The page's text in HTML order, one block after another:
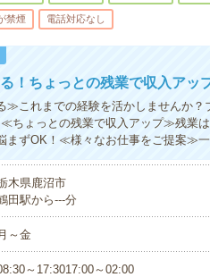
禁煙 電話対応なし
！ちょっとの残業で収入アッ
≫これまでの経験を活かしませんか
ちょっとの残業で収入アップ≫残業
まずOK！≪様々なお仕事をご提案≫
木県鹿沼市
田駅から---分
～金
～17:3017:00～02:00